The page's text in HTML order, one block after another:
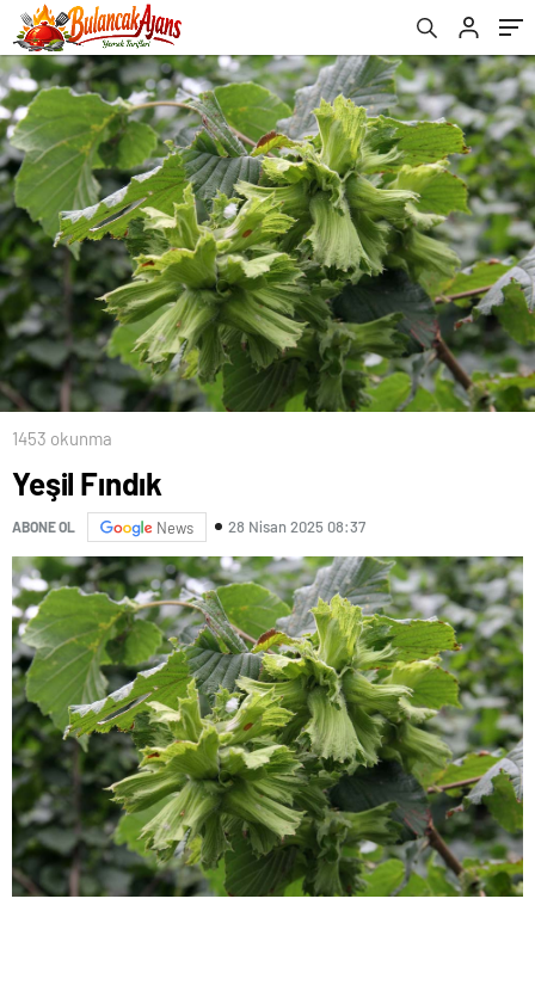
1453 okunma
Yeşil Fındık
ABONE OL News 28 Nisan 2025 08:37